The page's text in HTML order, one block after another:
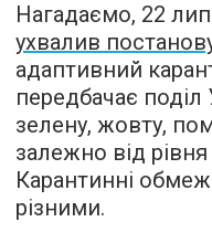
Нагадаємо, 22
ухвалив
адаптивний
передбачає поділ
зелену, жовту,
залежно від
Карантинні
різними.